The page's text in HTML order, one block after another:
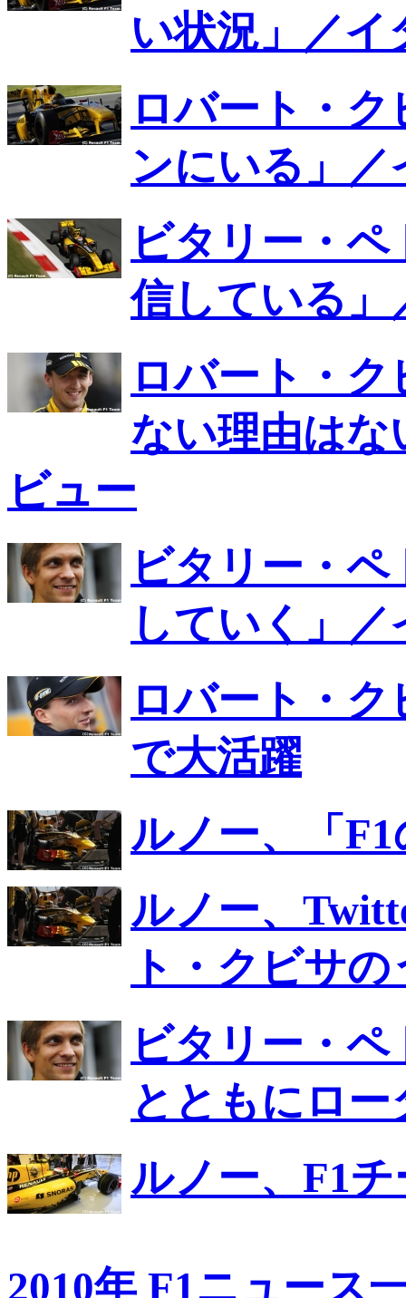
い状況」／イ
ロバート・
ンにいる」／
ビタリー・
信している」
ロバート・
ない理由はな
ビュー
ビタリー・
していく」
ロバート・
で大活躍
ルノー、「
ルノー、
ト・クビサ
ビタリー・
とともにロ
ルノー、F1
2010年 F1ニュース